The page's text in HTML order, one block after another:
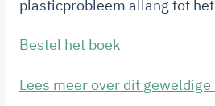
plasticprobleem allang tot
Bestel het boek
Lees meer over dit geweldige